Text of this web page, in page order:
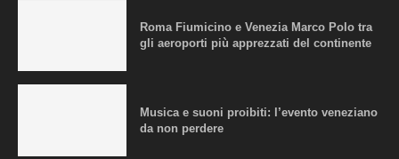
Roma Fiumicino e Venezia Marco Polo tra
gli aeroporti più apprezzati del continente
Musica e suoni proibiti: l’evento veneziano
da non perdere